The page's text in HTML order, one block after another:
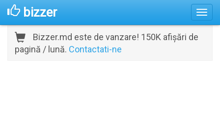
bizzer
Bizzer.md este de vanzare! 150K afișări de
pagină / lună. Contactati-ne